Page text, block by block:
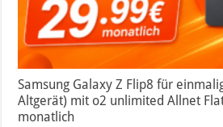
Samsung Galaxy Z Flip8 für
Altgerät) mit o2 unlimited Allnet
monatlich